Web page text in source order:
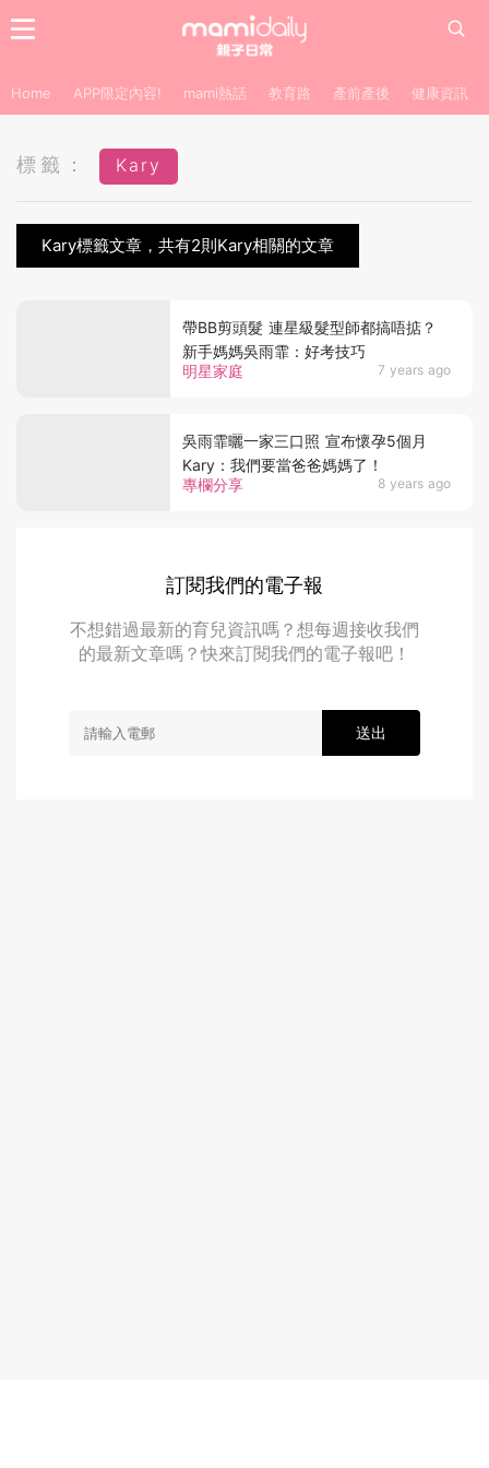
Home APP限定內容! mami熱話 教育路 產前產後 健康資訊
標籤： Kary
Kary標籤文章，共有2則Kary相關的文章
明星家庭 7 years ago
帶BB剪頭髮 連星級髮型師都搞唔掂？
新手媽媽吳雨霏：好考技巧
專欄分享 8 years ago
吳雨霏曬一家三口照 宣布懷孕5個月
Kary：我們要當爸爸媽媽了！
訂閱我們的電子報
不想錯過最新的育兒資訊嗎？想每週接收我們
的最新文章嗎？快來訂閱我們的電子報吧！
送出